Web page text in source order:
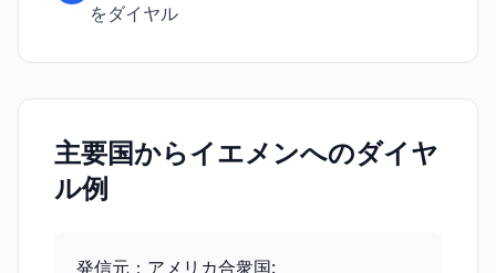
をダイヤル
主要国からイエメンへのダイヤ
ル例
発信元：アメリカ合衆国: